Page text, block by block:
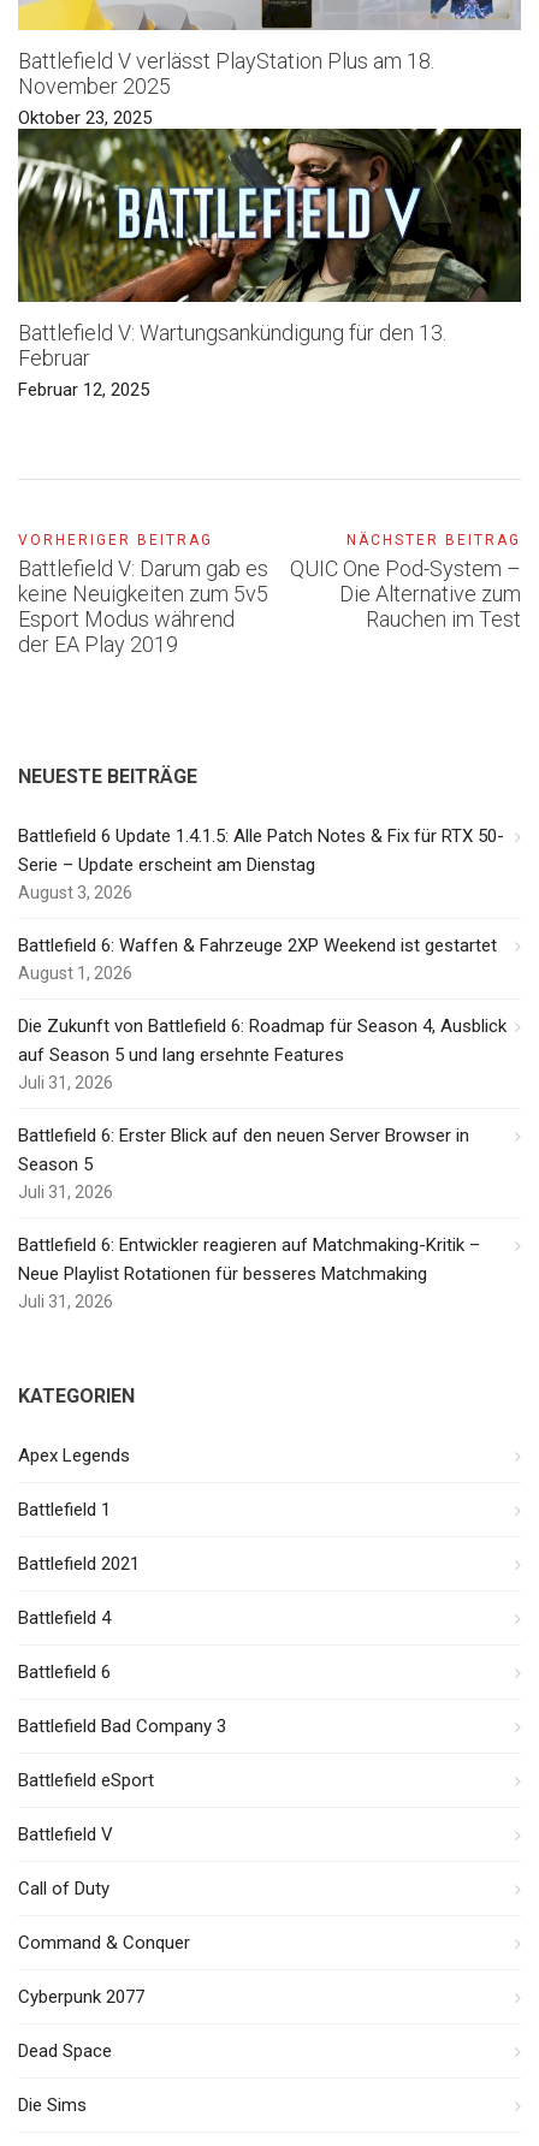
Battlefield V verlässt PlayStation Plus am 18.
November 2025
Oktober 23, 2025
Battlefield V: Wartungsankündigung für den 13.
Februar
Februar 12, 2025
VORHERIGER BEITRAG
Battlefield V: Darum gab es
keine Neuigkeiten zum 5v5
Esport Modus während
der EA Play 2019
NÄCHSTER BEITRAG
QUIC One Pod-System –
Die Alternative zum
Rauchen im Test
NEUESTE BEITRÄGE
Battlefield 6 Update 1.4.1.5: Alle Patch Notes & Fix für RTX 50-
Serie – Update erscheint am Dienstag
August 3, 2026
Battlefield 6: Waffen & Fahrzeuge 2XP Weekend ist gestartet
August 1, 2026
Die Zukunft von Battlefield 6: Roadmap für Season 4, Ausblick
auf Season 5 und lang ersehnte Features
Juli 31, 2026
Battlefield 6: Erster Blick auf den neuen Server Browser in
Season 5
Juli 31, 2026
Battlefield 6: Entwickler reagieren auf Matchmaking-Kritik –
Neue Playlist Rotationen für besseres Matchmaking
Juli 31, 2026
KATEGORIEN
Apex Legends
Battlefield 1
Battlefield 2021
Battlefield 4
Battlefield 6
Battlefield Bad Company 3
Battlefield eSport
Battlefield V
Call of Duty
Command & Conquer
Cyberpunk 2077
Dead Space
Die Sims